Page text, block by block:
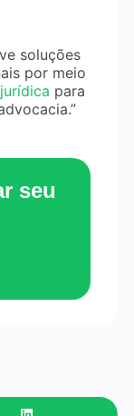
soluções
por meio
para
seu